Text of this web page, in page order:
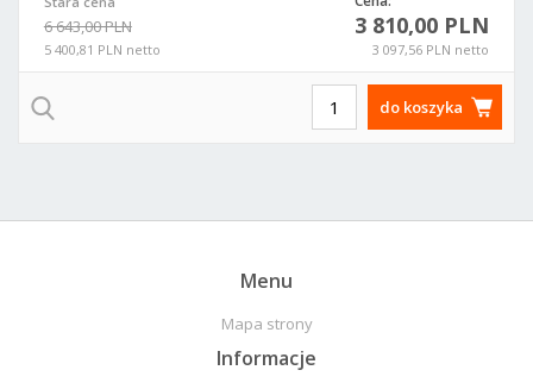
6 643,00 PLN
5 400,81 PLN netto
3 810,00 PLN
3 097,56 PLN netto
do koszyka
Menu
Mapa strony
Informacje